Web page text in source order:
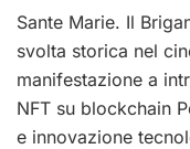
Sante Marie. Il
svolta storica nel
manifestazione a
NFT su blockchain
e innovazione